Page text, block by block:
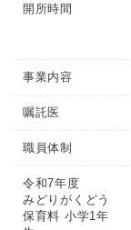
開所時間
事業内容
嘱託医
職員体制
令和7年度
みどりがくどう
保育料 小学1年